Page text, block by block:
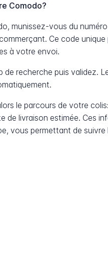
Comodo?
munissez-vous du
Ce code
à votre envoi.
de recherche puis validez.
le parcours de votre
de livraison estimée. Ces
vous permettant de suivre